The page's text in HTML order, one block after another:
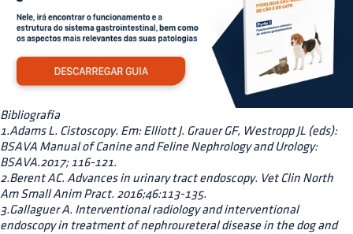
Bibliografia
1.Adams L. Cistoscopy. Em: Elliott J. Grauer GF, Westropp JL (eds):
BSAVA Manual of Canine and Feline Nephrology and Urology:
BSAVA.2017; 116-121.
2.Berent AC. Advances in urinary tract endoscopy. Vet Clin North
Am Small Anim Pract. 2016;46:113-135.
3.Gallaguer A. Interventional radiology and interventional
endoscopy in treatment of nephroureteral disease in the dog and